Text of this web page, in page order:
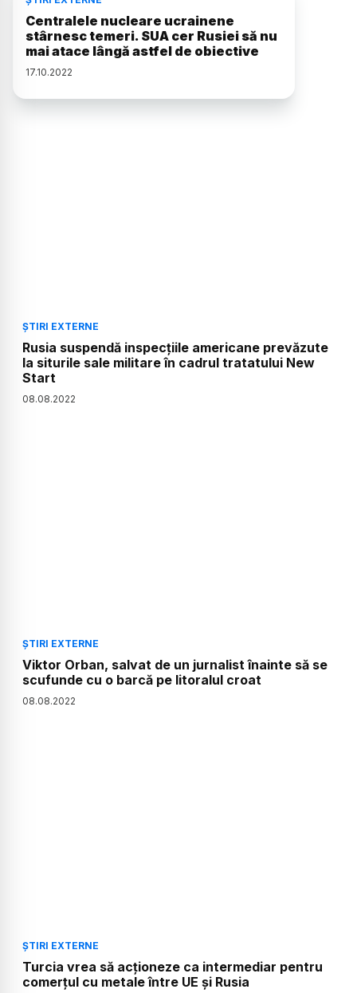
Centralele nucleare ucrainene
stârnesc temeri. SUA cer Rusiei să nu
mai atace lângă astfel de obiective
17.10.2022
ȘTIRI EXTERNE
Rusia suspendă inspecțiile americane prevăzute
la siturile sale militare în cadrul tratatului New
Start
08.08.2022
ȘTIRI EXTERNE
Viktor Orban, salvat de un jurnalist înainte să se
scufunde cu o barcă pe litoralul croat
08.08.2022
ȘTIRI EXTERNE
Turcia vrea să acţioneze ca intermediar pentru
comerţul cu metale între UE şi Rusia